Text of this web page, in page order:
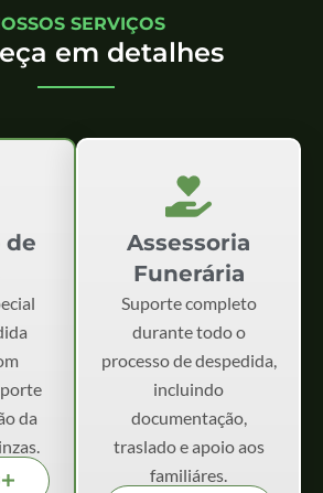
SERVIÇOS
em detalhes
de
da
Assessoria
Funerária
Suporte completo
durante todo o
processo de despedida,
incluindo
documentação,
traslado e apoio aos
familiáres.